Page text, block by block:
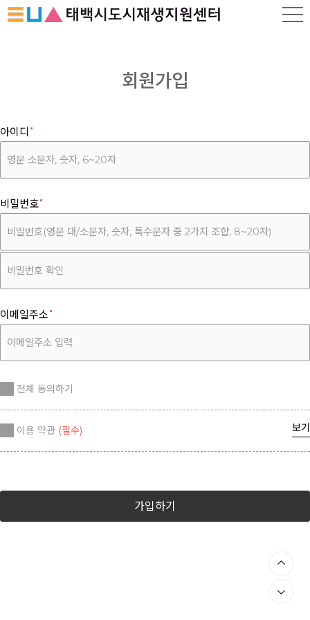
회원가입
아이디
비밀번호
이메일주소
전체 동의하기
이용 약관 (필수) 보기
가입하기